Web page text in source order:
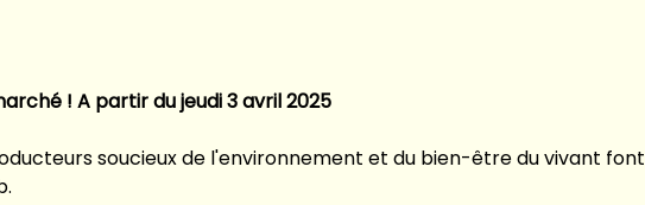
! A partir du jeudi 3 avril 2025
soucieux de l'environnement et du bien-être du vivant font